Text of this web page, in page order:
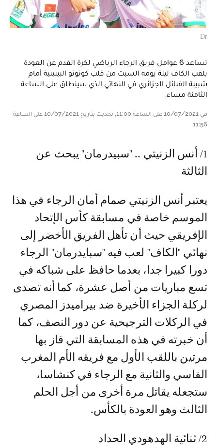
Dr
تساعد 6 عوامل فريق الرجاء الرياضي لكرة القدم عن العودة
بلقب الكاف ليلة يومه السبت من قلب كوتونو البينينية أمام
شبيبة القبائل الجزائري في النهائي الذي سينطلق على الساعة
الثامنة مساء.
في 10/07/2021 على الساعة 11:00, تحديث بتاريخ 10/07/2021 على الساعة
11:56
1 / أنس الزنيتي .. "سبيدرمان" يبحث عن
الثالثة
يعتبر أنس الزنيتي صمام أمان الرجاء في هذا
الموسم خاصة في مسابقة كأس الإتحاد
الإفريقي حيث أن تأهل الفريق الأخضر إلى
نهائي "الكاف" لعب فيه "سبايدرمان" الرجاء
دورا كبيرا جدا، بعدما حافظ على شباكه في
تسع مباريات من أصل عشرة، كما أنه تصدى
لركلة الجزاء الأخيرة ضد بيراميدز المصري
في الركلات الترجيحية عن دور النصف، كما
أن خبرته في هذه المسابقة التي فاز بها
مرتين باللقب الأول مع فريقه الأم المغرب
الفاسي والثانية مع الرجاء في كنشاسا،
ستجعله يقاتل مرة أخرى من أجل الحلم
الثالث وهو العودة بالكأس.
2/ ثنائية الهدهودي الحداد